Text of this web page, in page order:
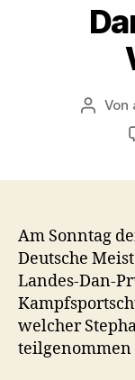
Von
Am Sonntag
Deutsche
Landes-Dan-
welcher
teilgenommen